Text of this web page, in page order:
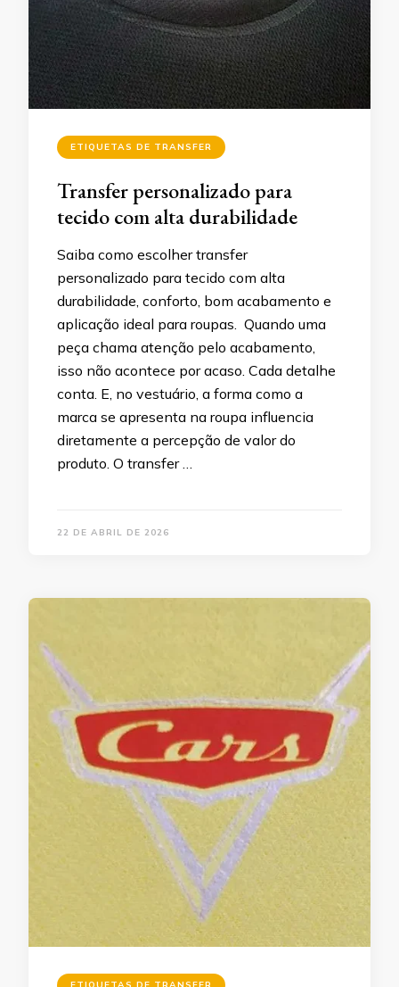
ETIQUETAS DE TRANSFER
Transfer personalizado para
tecido com alta durabilidade
Saiba como escolher transfer
personalizado para tecido com alta
durabilidade, conforto, bom acabamento e
aplicação ideal para roupas. Quando uma
peça chama atenção pelo acabamento,
isso não acontece por acaso. Cada detalhe
conta. E, no vestuário, a forma como a
marca se apresenta na roupa influencia
diretamente a percepção de valor do
produto. O transfer …
22 DE ABRIL DE 2026
ETIQUETAS DE TRANSFER